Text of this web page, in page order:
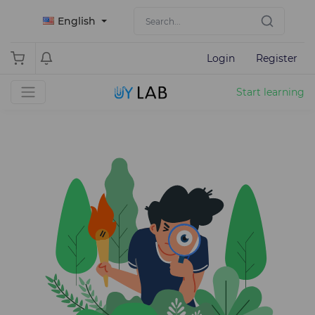
English
Login Register
Start learning